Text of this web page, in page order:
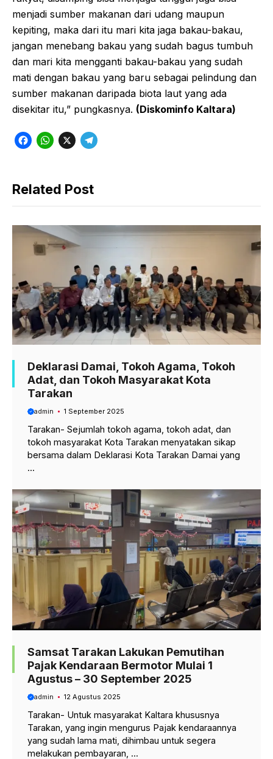
menjadi sumber makanan dari udang maupun
kepiting, maka dari itu mari kita jaga bakau-bakau,
jangan menebang bakau yang sudah bagus tumbuh
dan mari kita mengganti bakau-bakau yang sudah
mati dengan bakau yang baru sebagai pelindung dan
sumber makanan daripada biota laut yang ada
disekitar itu,” pungkasnya. (Diskominfo Kaltara)
F
e
o
W
t
A
p
X
T
e
r
Related Post
Deklarasi Damai, Tokoh Agama, Tokoh
Adat, dan Tokoh Masyarakat Kota
Tarakan
admin 1 September 2025
Tarakan- Sejumlah tokoh agama, tokoh adat, dan
tokoh masyarakat Kota Tarakan menyatakan sikap
bersama dalam Deklarasi Kota Tarakan Damai yang
...
Samsat Tarakan Lakukan Pemutihan
Pajak Kendaraan Bermotor Mulai 1
Agustus – 30 September 2025
admin 12 Agustus 2025
Tarakan- Untuk masyarakat Kaltara khususnya
Tarakan, yang ingin mengurus Pajak kendaraannya
yang sudah lama mati, dihimbau untuk segera
melakukan pembayaran, ...